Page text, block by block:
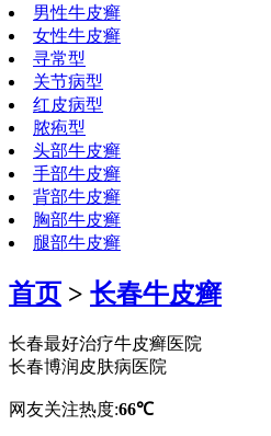
男性牛皮癣
女性牛皮癣
寻常型
关节病型
红皮病型
脓疱型
头部牛皮癣
手部牛皮癣
背部牛皮癣
胸部牛皮癣
腿部牛皮癣
首页 > 长春牛皮癣
长春最好治疗牛皮癣医院
长春博润皮肤病医院
网友关注热度:66℃